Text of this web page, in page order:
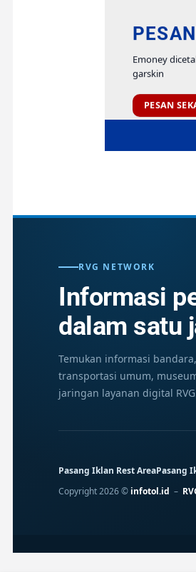
Emoney
garskin
PESAN
RVG NETWORK
Informasi
dalam satu
Temukan informasi
transportasi umum,
jaringan layanan digital
Pasang Iklan Rest AreaPasang
Copyright 2026 © infotol.id –